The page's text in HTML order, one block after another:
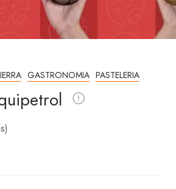
GASTRONOMIA PASTELERIA